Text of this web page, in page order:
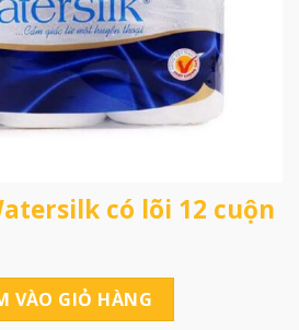
có lõi 12 cuộn
lõi 12 cuộn số lượng
VÀO GIỎ HÀNG